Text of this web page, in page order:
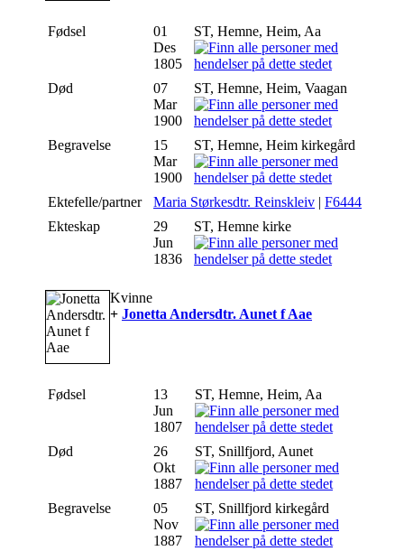
Fødsel
01
Des
1805
ST, Hemne, Heim, Aa
Død
07
Mar
1900
ST, Hemne, Heim, Vaagan
Begravelse
15
Mar
1900
ST, Hemne, Heim kirkegård
Ektefelle/partner Maria Størkesdtr. Reinskleiv | F6444
Ekteskap
29
Jun
1836
ST, Hemne kirke
Kvinne
+ Jonetta Andersdtr. Aunet f Aae
Fødsel
13
Jun
1807
ST, Hemne, Heim, Aa
Død
26
Okt
1887
ST, Snillfjord, Aunet
Begravelse
05
Nov
1887
ST, Snillfjord kirkegård